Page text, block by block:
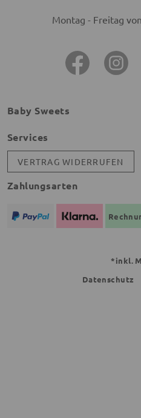
Montag - Freitag
Baby Sweets
Services
VERTRAG WIDERRUFEN
Zahlungsarten
*inkl.
Datenschutz